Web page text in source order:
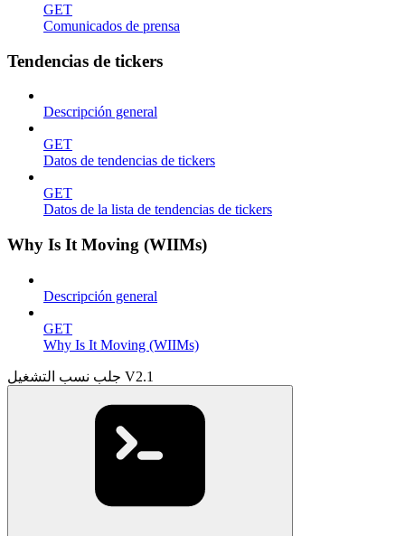
GET
Comunicados de prensa
Tendencias de tickers
Descripción general
GET
Datos de tendencias de tickers
GET
Datos de la lista de tendencias de tickers
Why Is It Moving (WIIMs)
Descripción general
GET
Why Is It Moving (WIIMs)
جلب نسب التشغيل V2.1